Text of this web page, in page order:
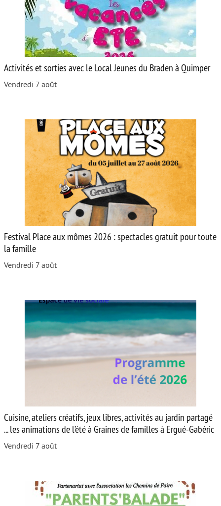
Activités et sorties avec le Local Jeunes du Braden à Quimper
Vendredi 7 août
Festival Place aux mômes 2026 : spectacles gratuit pour toute
la famille
Vendredi 7 août
Cuisine, ateliers créatifs, jeux libres, activités au jardin partagé
... les animations de l’été à Graines de familles à Ergué-Gabéric
Vendredi 7 août